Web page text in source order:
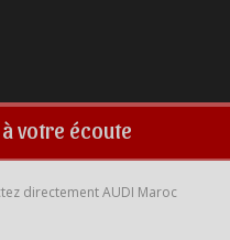
à votre écoute
directement AUDI Maroc